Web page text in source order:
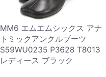
MM6 エムエムシックス アナ
トミックアンクルブーツ
S59WU0235 P3628 T8013
レディース ブラック